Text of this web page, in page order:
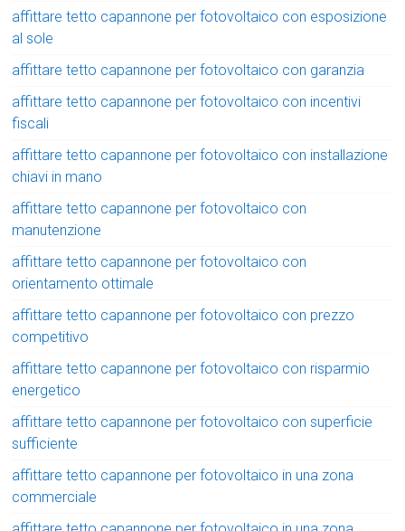
affittare tetto capannone per fotovoltaico con esposizione
al sole
affittare tetto capannone per fotovoltaico con garanzia
affittare tetto capannone per fotovoltaico con incentivi
fiscali
affittare tetto capannone per fotovoltaico con installazione
chiavi in mano
affittare tetto capannone per fotovoltaico con
manutenzione
affittare tetto capannone per fotovoltaico con
orientamento ottimale
affittare tetto capannone per fotovoltaico con prezzo
competitivo
affittare tetto capannone per fotovoltaico con risparmio
energetico
affittare tetto capannone per fotovoltaico con superficie
sufficiente
affittare tetto capannone per fotovoltaico in una zona
commerciale